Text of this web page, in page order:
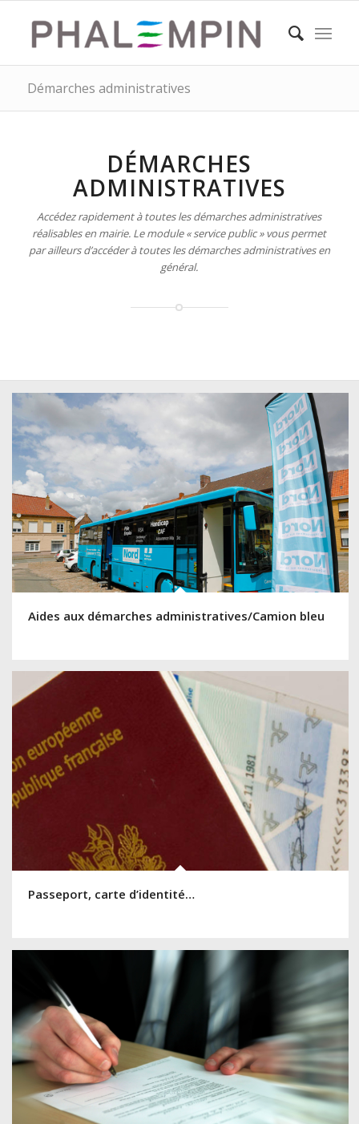
Démarches administratives
DÉMARCHES
ADMINISTRATIVES
Accédez rapidement à toutes les démarches administratives
réalisables en mairie. Le module « service public » vous permet
par ailleurs d’accéder à toutes les démarches administratives en
général.
Aides aux démarches administratives/Camion bleu
Passeport, carte d’identité…